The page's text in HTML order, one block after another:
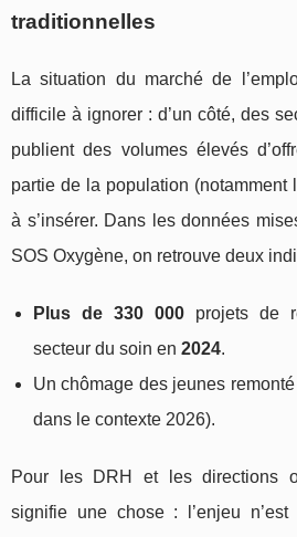
traditionnelles
La situation du marché de
difficile à ignorer : d’un côté, des
publient des volumes élevés
partie de la population (notamment
à s’insérer. Dans les données
SOS Oxygène, on retrouve deux
Plus de 330 000 projets de
secteur du soin en 2024.
Un chômage des jeunes
dans le contexte 2026).
Pour les DRH et les directions
signifie une chose : l’enjeu